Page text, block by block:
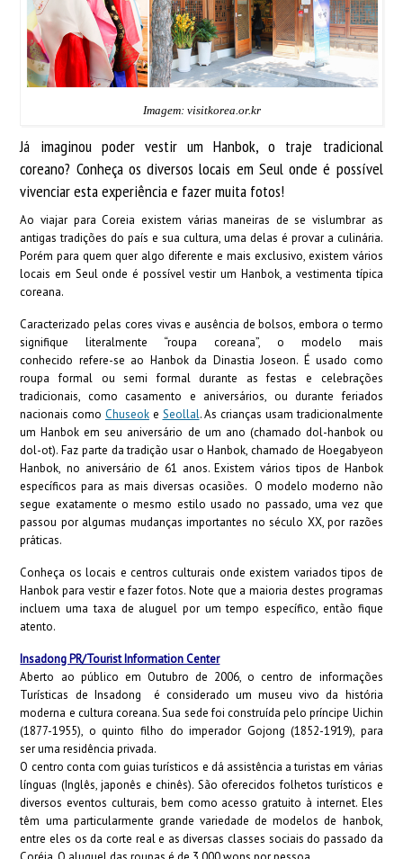
Imagem: visitkorea.or.kr
Já imaginou poder vestir um Hanbok, o traje tradicional
coreano? Conheça os diversos locais em Seul onde é possível
vivenciar esta experiência e fazer muita fotos!
Ao viajar para Coreia existem várias maneiras de se vislumbrar as
antigas tradições do país e sua cultura, uma delas é provar a culinária.
Porém para quem quer algo diferente e mais exclusivo, existem vários
locais em Seul onde é possível vestir um Hanbok, a vestimenta típica
coreana.
Caracterizado pelas cores vivas e ausência de bolsos, embora o termo
signifique literalmente “roupa coreana”, o modelo mais
conhecido refere-se ao Hanbok da Dinastia Joseon. É usado como
roupa formal ou semi formal durante as festas e celebrações
tradicionais, como casamento e aniversários, ou durante feriados
nacionais como Chuseoke Seollal. As crianças usam tradicionalmente
um Hanbok em seu aniversário de um ano (chamado dol-hanbok ou
dol-ot). Faz parte da tradição usar o Hanbok, chamado de Hoegabyeon
Hanbok, no aniversário de 61 anos. Existem vários tipos de Hanbok
específicos para as mais diversas ocasiões. O modelo moderno não
segue exatamente o mesmo estilo usado no passado, uma vez que
passou por algumas mudanças importantes no século XX, por razões
práticas.
Conheça os locais e centros culturais onde existem variados tipos de
Hanbok para vestir e fazer fotos. Note que a maioria destes programas
incluem uma taxa de aluguel por um tempo específico, então fique
atento.
Insadong PR/Tourist Information Center
Aberto ao público em Outubro de 2006, o centro de informações
Turísticas de Insadong é considerado um museu vivo da história
moderna e cultura coreana. Sua sede foi construída pelo príncipe Uichin
(1877-1955), o quinto filho do imperador Gojong (1852-1919), para
ser uma residência privada.
O centro conta com guias turísticos e dá assistência a turistas em várias
línguas (Inglês, japonês e chinês). São oferecidos folhetos turísticos e
diversos eventos culturais, bem como acesso gratuito à internet. Eles
têm uma particularmente grande variedade de modelos de hanbok,
entre eles os da corte real e as diversas classes sociais do passado da